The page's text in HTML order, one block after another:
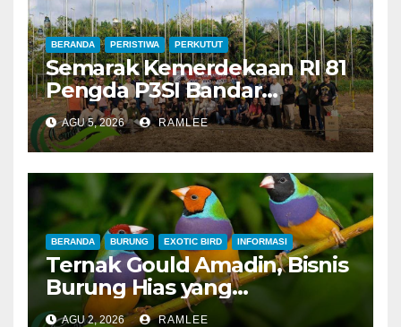
BERANDA PERISTIWA PERKUTUT
Semarak Kemerdekaan RI 81
Pengda P3SI Bandar
Lampung, Potong Tumpeng
Menandai Peresmian
Lapangan Baru, Mawar
Merah dan Jahanam Juara
AGU 5, 2026 RAMLEE
BERANDA BURUNG EXOTIC BIRD INFORMASI
Ternak Gould Amadin, Bisnis
Burung Hias yang
Menguntungkan
AGU 2, 2026 RAMLEE